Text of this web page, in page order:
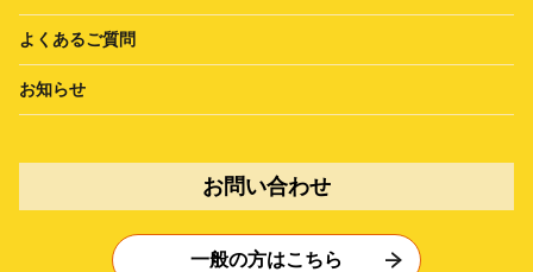
よくあるご質問
お知らせ
お問い合わせ
一般の方はこちら